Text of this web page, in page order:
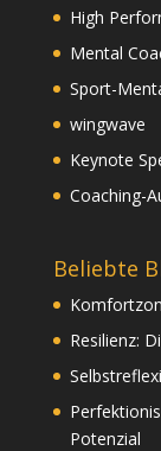
High
Mental
Sport-
wingwave
Keynote
Coaching-
Beliebte
Resilienz:
Potenzial